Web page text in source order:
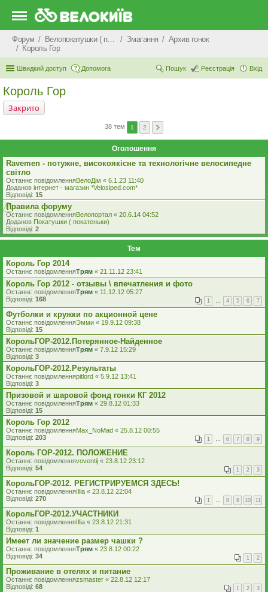
Форум Велопокатушки ( покатеньки), велопоходи, туризм. Змагання
Архив гонок
Король Гор
Швидкий доступ Допомога Вхід
Реєстрація
Пошук
Король Гор
Закрито
38 тем 1 2
Оголошення
Ravemen - потужне, високоякісне та технологічне велосипедне
світло
Останнє повідомленняВелоДім « 6.1.23 11:40
Доданов iнтернет - магазин *Velosiped.com*
Відповіді: 15
Правила форуму
Останнє повідомленняВелопортал « 20.6.14 04:52
Доданов Покатушки ( покатеньки)
Відповіді: 2
Тем
Король Гор 2014
Останнє повідомленняТрям « 21.11.12 23:41
Король Гор 2012 - отзывы \ впечатления и фото
Останнє повідомленняТрям « 11.12.12 05:27
Відповіді: 168 1 … 4 5 6 7
Футболки и кружки по акционной цене
Останнє повідомленняЭмми « 19.9.12 09:38
Відповіді: 15
КорольГОР-2012.Потерянное-Найденное
Останнє повідомленняТрям « 7.9.12 15:29
Відповіді: 3
КорольГОР-2012.Результаты
Останнє повідомленняpitlord « 5.9.12 13:41
Відповіді: 3
Призовой и шаровой фонд гонки КГ 2012
Останнє повідомленняТрям « 29.8.12 01:33
Відповіді: 15
Король Гор 2012
Останнє повідомленняMax_NoMad « 25.8.12 00:55
Відповіді: 203 1 … 6 7 8 9
Король ГОР-2012. ПОЛОЖЕНИЕ
Останнє повідомленняvoventij « 23.8.12 23:12
Відповіді: 54 1 2 3
КорольГОР-2012. РЕГИСТРИРУЕМСЯ ЗДЕСЬ!
Останнє повідомленняIllia « 23.8.12 22:04
Відповіді: 270 1 … 8 9 10 11
КорольГОР-2012.УЧАСТНИКИ
Останнє повідомленняIllia « 23.8.12 21:31
Відповіді: 1
Имеет ли значение размер чашки ?
Останнє повідомленняТрям « 23.8.12 00:22
Відповіді: 34 1 2
Проживание в отелях и питание
Останнє повідомленняzsmaster « 22.8.12 12:17
Відповіді: 68 1 2 3